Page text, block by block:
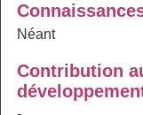
Néant
Contribution